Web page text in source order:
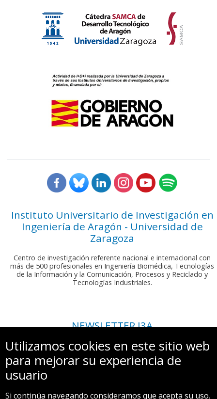
Instituto Universitario de Investigación en
Ingeniería de Aragón - Universidad de
Zaragoza
Centro de investigación referente nacional e internacional con
más de 500 profesionales en Ingeniería Biomédica, Tecnologías
de la Información y la Comunicación, Procesos y Reciclado y
Tecnologías Industriales.
NEWSLETTER I3A
Si deseas recibir nuestro boletín mensual, envíanos un correo a:
comunicacion.i3a@unizar.es
Utilizamos cookies en este sitio web
para mejorar su experiencia de
usuario
Si continúa navegando consideramos que acepta su uso.